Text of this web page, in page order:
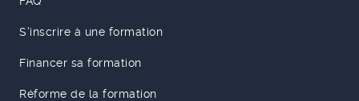
S'inscrire à une formation
Financer sa formation
Réforme de la formation